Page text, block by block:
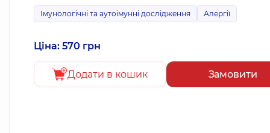
Імунологічні та аутоімунні дослідження Алергії
Ціна: 570 грн
Додати в кошик Замовити